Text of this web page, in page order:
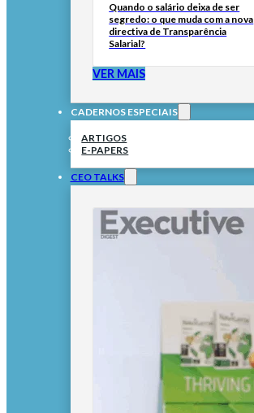
Quando o salário deixa de ser
segredo: o que muda com a nova
directiva de Transparência
Salarial?
VER MAIS
CADERNOS ESPECIAIS
ARTIGOS
E-PAPERS
CEO TALKS